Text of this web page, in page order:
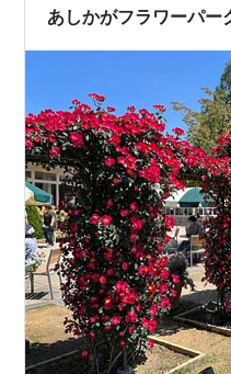
で、関係のない車は入ら
あしかがフラワーパー